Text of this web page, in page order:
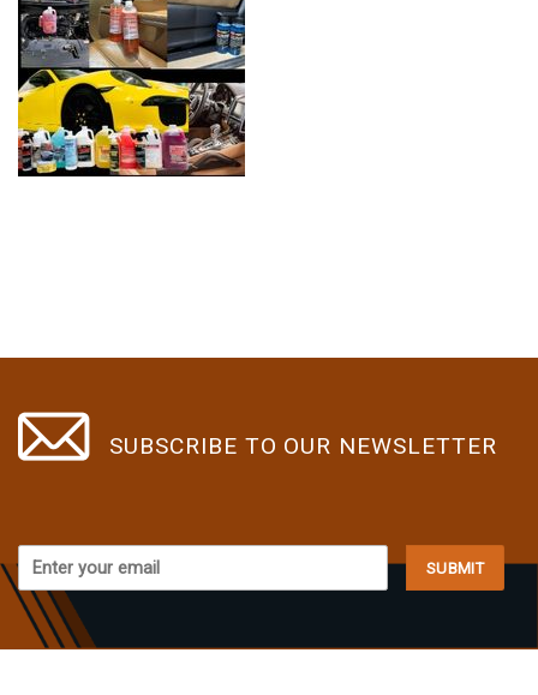
SUBSCRIBE TO OUR NEWSLETTER